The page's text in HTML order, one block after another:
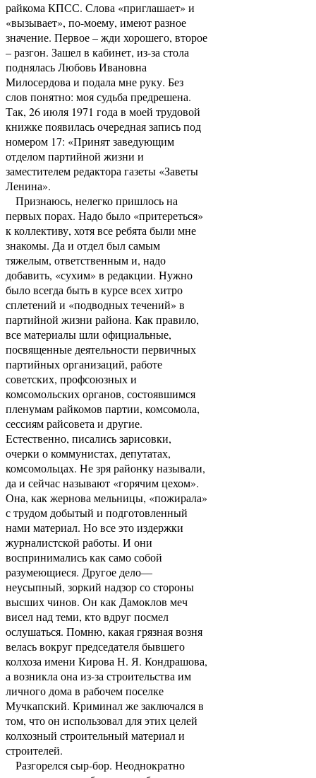
райкома КПСС. Слова «приглашает» и
«вызывает», по-моему, имеют разное
значение. Первое – жди хорошего, второе
– разгон. Зашел в кабинет, из-за стола
поднялась Любовь Ивановна
Милосердова и подала мне руку. Без
слов понятно: моя судьба предрешена.
Так, 26 июля 1971 года в моей трудовой
книжке появилась очередная запись под
номером 17: «Принят заведующим
отделом партийной жизни и
заместителем редактора газеты «Заветы
Ленина».
Признаюсь, нелегко пришлось на
первых порах. Надо было «притереться»
к коллективу, хотя все ребята были мне
знакомы. Да и отдел был самым
тяжелым, ответственным и, надо
добавить, «сухим» в редакции. Нужно
было всегда быть в курсе всех хитро
сплетений и «подводных течений» в
партийной жизни района. Как правило,
все материалы шли официальные,
посвященные деятельности первичных
партийных организаций, работе
советских, профсоюзных и
комсомольских органов, состоявшимся
пленумам райкомов партии, комсомола,
сессиям райсовета и другие.
Естественно, писались зарисовки,
очерки о коммунистах, депутатах,
комсомольцах. Не зря районку называли,
да и сейчас называют «горячим цехом».
Она, как жернова мельницы, «пожирала»
с трудом добытый и подготовленный
нами материал. Но все это издержки
журналистской работы. И они
воспринимались как само собой
разумеющиеся. Другое дело—
неусыпный, зоркий надзор со стороны
высших чинов. Он как Дамоклов меч
висел над теми, кто вдруг посмел
ослушаться. Помню, какая грязная возня
велась вокруг председателя бывшего
колхоза имени Кирова Н. Я. Кондрашова,
а возникла она из-за строительства им
личного дома в рабочем поселке
Мучкапский. Криминал же заключался в
том, что он использовал для этих целей
колхозный строительный материал и
строителей.
Разгорелся сыр-бор. Неоднократно